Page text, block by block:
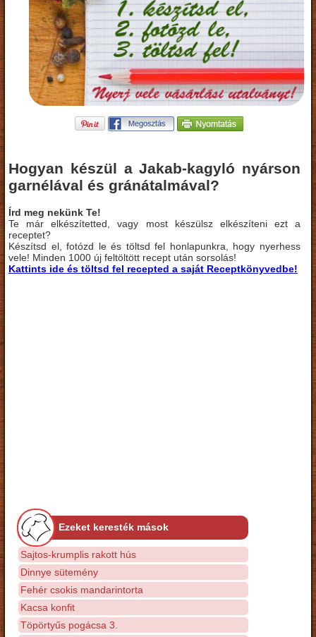
Hogyan készül a Jakab-kagyló nyárson
garnélával és gránátalmával?
Írd meg nekünk Te!
Te már elkészítetted, vagy most készülsz elkészíteni ezt a
receptet?
Készítsd el, fotózd le és töltsd fel honlapunkra, hogy nyerhess
vele! Minden 1000 új feltöltött recept után sorsolás!
Kattints ide és töltsd fel recepted a saját Receptkönyvedbe!
Ezeket keresték mások
Sajtos-krumplis rakott hús
Dinnye sütemény
Fehér csokis mandarintorta
Kacsa konfit
Töpörtyűs pogácsa 3.